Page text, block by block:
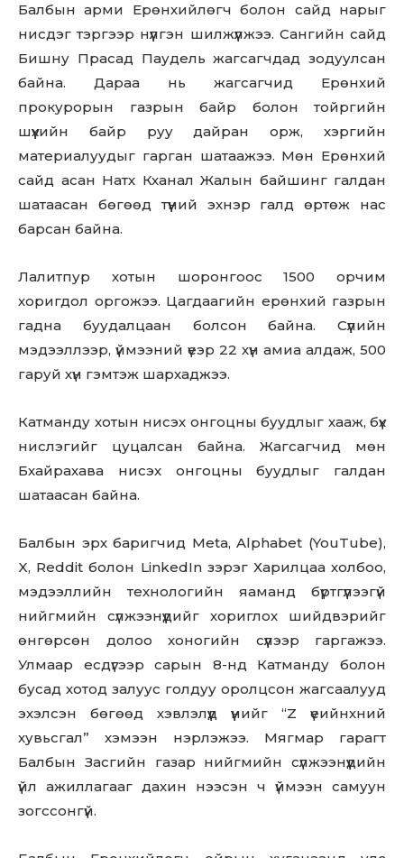
Don't miss
Балбын арми Ерөнхийлөгч болон сайд нарыг
нисдэг тэргээр нүүлгэн шилжүүлжээ. Сангийн сайд
Бишну Прасад Паудель жагсагчдад зодуулсан
байна. Дараа нь жагсагчид Ерөнхий
прокурорын газрын байр болон тойргийн
шүүхийн байр руу дайран орж, хэргийн
материалуудыг гарган шатаажээ. Мөн Ерөнхий
сайд асан Натх Кханал Жалын байшинг галдан
шатаасан бөгөөд түүний эхнэр галд өртөж нас
барсан байна.
Лалитпур хотын шоронгоос 1500 орчим
хоригдол оргожээ. Цагдаагийн ерөнхий газрын
гадна буудалцаан болсон байна. Сүүлийн
мэдээллээр, үймээний үеэр 22 хүн амиа алдаж, 500
гаруй хүн гэмтэж шархаджээ.
Катманду хотын нисэх онгоцны буудлыг хааж, бүх
нислэгийг цуцалсан байна. Жагсагчид мөн
Бхайрахава нисэх онгоцны буудлыг галдан
шатаасан байна.
Балбын эрх баригчид Meta, Alphabet (YouTube),
X, Reddit болон LinkedIn зэрэг Харилцаа холбоо,
мэдээллийн технологийн яаманд бүртгүүлээгүй
нийгмийн сүлжээнүүдийг хориглох шийдвэрийг
өнгөрсөн долоо хоногийн сүүлээр гаргажээ.
Улмаар есдүгээр сарын 8-нд Катманду болон
бусад хотод залуус голдуу оролцсон жагсаалууд
эхэлсэн бөгөөд хэвлэлүүд үүнийг “Z үеийнхний
хувьсгал” хэмээн нэрлэжээ. Мягмар гарагт
Балбын Засгийн газар нийгмийн сүлжээнүүдийн
үйл ажиллагааг дахин нээсэн ч үймээн самуун
зогссонгүй.